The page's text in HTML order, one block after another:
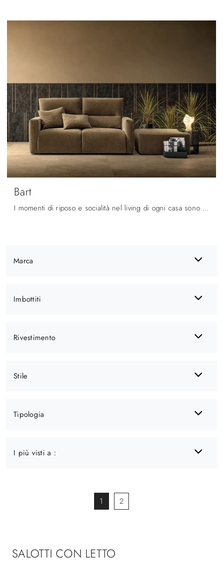
Marca
Imbottiti
Rivestimento
Stile
Tipologia
I più visti a :
Bart
I momenti di riposo e socialità nel living di ogni casa sono condivisi da parenti e amici grazie alla presenza di divani e poltrone spaziosi e comodi ...
1 2
SALOTTI CON LETTO